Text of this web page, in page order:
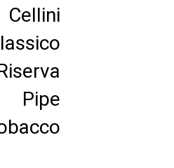
Cellini
Pipe